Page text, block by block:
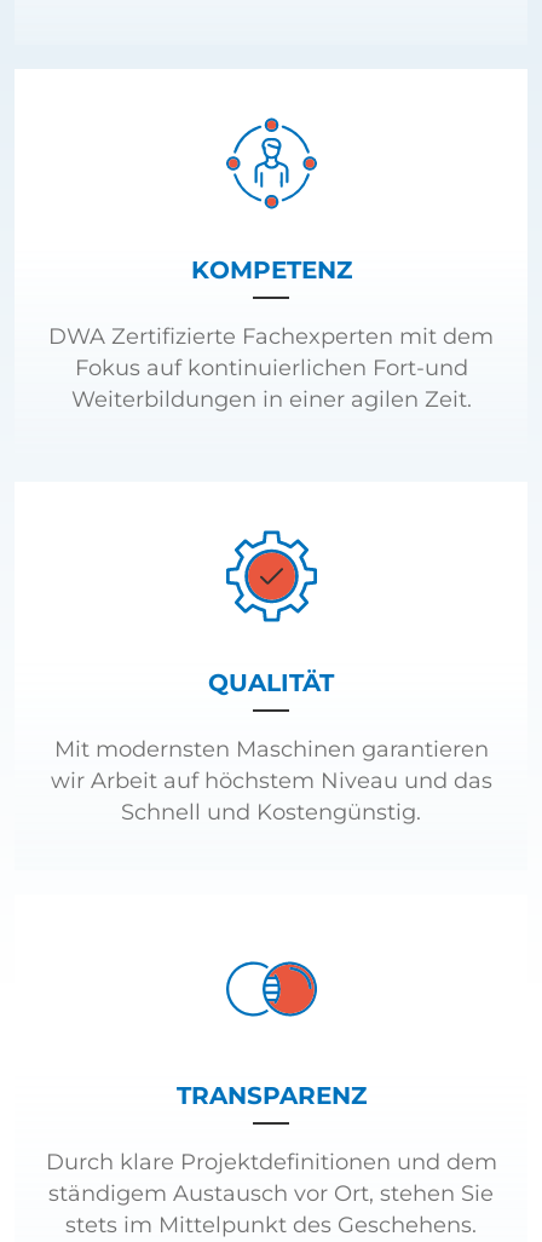
KOMPETENZ
DWA Zertifizierte Fachexperten mit dem
Fokus auf kontinuierlichen Fort-und
Weiterbildungen in einer agilen Zeit.
QUALITÄT
Mit modernsten Maschinen garantieren
wir Arbeit auf höchstem Niveau und das
Schnell und Kostengünstig.
TRANSPARENZ
Durch klare Projektdefinitionen und dem
ständigem Austausch vor Ort, stehen Sie
stets im Mittelpunkt des Geschehens.